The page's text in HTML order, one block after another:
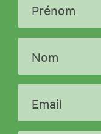
Prénom
Nom
Email